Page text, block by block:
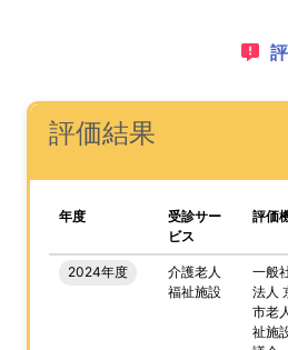
2
ナビゲーションリンクの読み上
次は事業所評価を公表するため
(タイトル)
評価結果
、この事業所の評価結果を
年度
受診サー
ビス
評価
2024年度
介護老人
福祉施設
一般
法人
市老
祉施